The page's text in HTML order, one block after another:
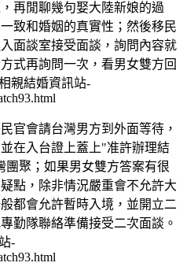
再閒聊幾句娶大陸新娘的過
致和婚姻的真實性；然後移民
面談室接受面談，詢問內容就
式再詢問一次，看男女雙方回
親結婚資訊站-
官會請台灣男方到外面等待，
在入台證上蓋上"准許辦理結
聚；如果男女雙方答案有很
點，除非情況嚴重會不允許大
都會允許暫時入境，並開立二
勤隊聯絡準備接受二次面談。
-